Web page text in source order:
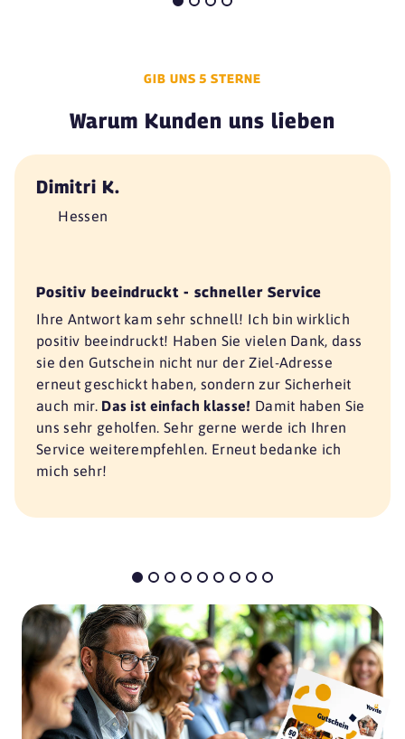
GIB UNS 5 STERNE
Warum Kunden uns lieben
Dimitri K.
Hessen
Positiv beeindruckt - schneller Service
Ihre Antwort kam sehr schnell! Ich bin wirklich
positiv beeindruckt! Haben Sie vielen Dank, dass
sie den Gutschein nicht nur der Ziel-Adresse
erneut geschickt haben, sondern zur Sicherheit
auch mir. Das ist einfach klasse! Damit haben Sie
uns sehr geholfen. Sehr gerne werde ich Ihren
Service weiterempfehlen. Erneut bedanke ich
mich sehr!